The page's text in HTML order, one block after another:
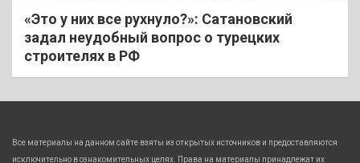
«Это у них все рухнуло?»: Сатановский
задал неудобный вопрос о турецких
строителях в РФ
Все материалы на данном сайте взяты из открытых источников и предоставляются
исключительно в ознакомительных целях. Права на материалы принадлежат их